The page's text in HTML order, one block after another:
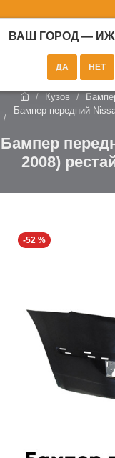
ВАШ ГОРОД —
Кузов
Бампер передний
Бампер
2008)
-52 %